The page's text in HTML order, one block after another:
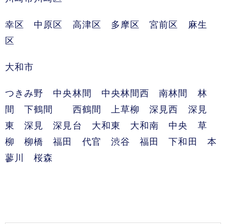
幸区 中原区 高津区 多摩区 宮前区 麻生
区
大和市
つきみ野 中央林間 中央林間西 南林間 林
間 下鶴間 西鶴間 上草柳 深見西 深見
東 深見 深見台 大和東 大和南 中央 草
柳 柳橋 福田 代官 渋谷 福田 下和田 本
蓼川 桜森